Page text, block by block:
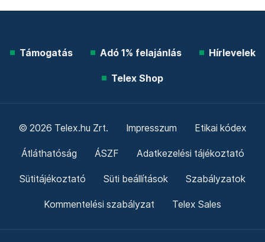
Támogatás Adó 1% felajánlás Hírlevelek
Telex Shop
© 2026 Telex.hu Zrt. Impresszum Etikai kódex
Átláthatóság ÁSZF Adatkezelési tájékoztató
Sütitájékoztató Süti beállítások Szabályzatok
Kommentelési szabályzat Telex Sales